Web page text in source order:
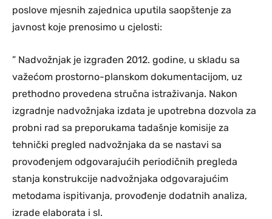
poslove mjesnih zajednica uputila saopštenje za
javnost koje prenosimo u cjelosti:
” Nadvožnjak je izgrađen 2012. godine, u skladu sa
važećom prostorno-planskom dokumentacijom, uz
prethodno provedena stručna istraživanja. Nakon
izgradnje nadvožnjaka izdata je upotrebna dozvola za
probni rad sa preporukama tadašnje komisije za
tehnički pregled nadvožnjaka da se nastavi sa
provođenjem odgovarajućih periodičnih pregleda
stanja konstrukcije nadvožnjaka odgovarajućim
metodama ispitivanja, provođenje dodatnih analiza,
izrade elaborata i sl.